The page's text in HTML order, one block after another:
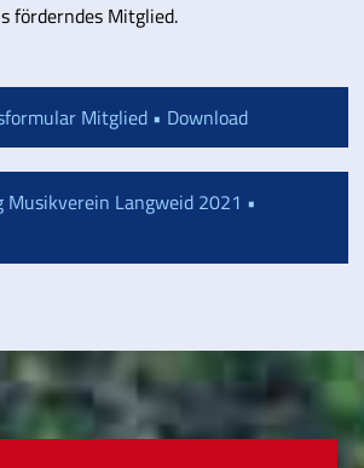
förderndes Mitglied.
Mitglied • Download
Musikverein Langweid 2021 •